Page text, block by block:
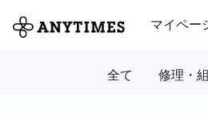
マイペー
全て 修理・